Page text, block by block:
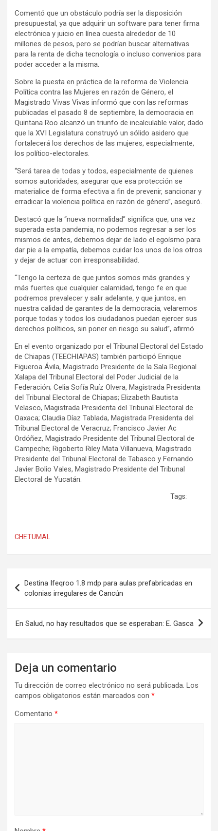
Comentó que un obstáculo podría ser la disposición
presupuestal, ya que adquirir un software para tener firma
electrónica y juicio en línea cuesta alrededor de 10
millones de pesos, pero se podrían buscar alternativas
para la renta de dicha tecnología o incluso convenios para
poder acceder a la misma.
Sobre la puesta en práctica de la reforma de Violencia
Política contra las Mujeres en razón de Género, el
Magistrado Vivas Vivas informó que con las reformas
publicadas el pasado 8 de septiembre, la democracia en
Quintana Roo alcanzó un triunfo de incalculable valor, dado
que la XVI Legislatura construyó un sólido asidero que
fortalecerá los derechos de las mujeres, especialmente,
los político-electorales.
“Será tarea de todas y todos, especialmente de quienes
somos autoridades, asegurar que esa protección se
materialice de forma efectiva a fin de prevenir, sancionar y
erradicar la violencia política en razón de género”, aseguró.
Destacó que la “nueva normalidad” significa que, una vez
superada esta pandemia, no podemos regresar a ser los
mismos de antes, debemos dejar de lado el egoísmo para
dar pie a la empatía, debemos cuidar los unos de los otros
y dejar de actuar con irresponsabilidad.
“Tengo la certeza de que juntos somos más grandes y
más fuertes que cualquier calamidad, tengo fe en que
podremos prevalecer y salir adelante, y que juntos, en
nuestra calidad de garantes de la democracia, velaremos
porque todas y todos los ciudadanos puedan ejercer sus
derechos políticos, sin poner en riesgo su salud”, afirmó.
En el evento organizado por el Tribunal Electoral del Estado
de Chiapas (TEECHIAPAS) también participó Enrique
Figueroa Ávila, Magistrado Presidente de la Sala Regional
Xalapa del Tribunal Electoral del Poder Judicial de la
Federación; Celia Sofía Ruíz Olvera, Magistrada Presidenta
del Tribunal Electoral de Chiapas; Elizabeth Bautista
Velasco, Magistrada Presidenta del Tribunal Electoral de
Oaxaca; Claudia Díaz Tablada, Magistrada Presidenta del
Tribunal Electoral de Veracruz; Francisco Javier Ac
Ordóñez, Magistrado Presidente del Tribunal Electoral de
Campeche; Rigoberto Riley Mata Villanueva, Magistrado
Presidente del Tribunal Electoral de Tabasco y Fernando
Javier Bolio Vales, Magistrado Presidente del Tribunal
Electoral de Yucatán.
Tags:
CHETUMAL
de
entradas
Destina Ifeqroo 1.8 mdp para aulas prefabricadas en
colonias irregulares de Cancún
En Salud, no hay resultados que se esperaban: E. Gasca
Deja un comentario
Tu dirección de correo electrónico no será publicada. Los
campos obligatorios están marcados con *
Comentario *